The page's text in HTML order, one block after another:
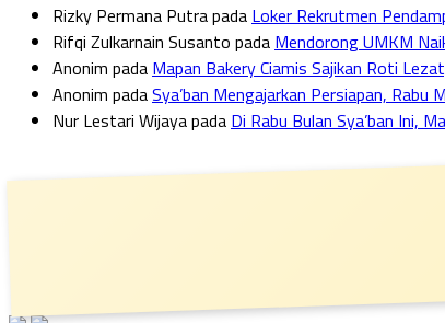
Rizky Permana Putrapada Loker Rekrutmen
Rifqi Zulkarnain Susanto pada Mendorong UMKM
Anonim pada Mapan Bakery Ciamis Sajikan Roti
Anonim padaSya’ban Mengajarkan Persiapan,
Nur Lestari Wijayapada Di Rabu Bulan Sya’ban Ini,